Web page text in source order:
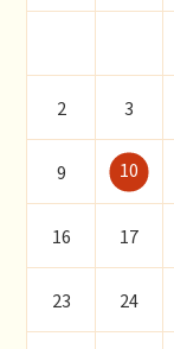
2 3
9 10
16 17
23 24